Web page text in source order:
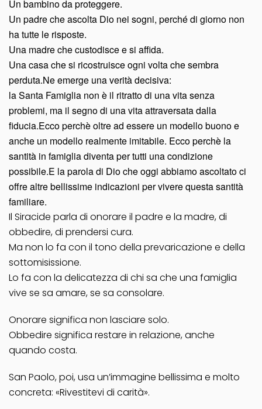
Un bambino da proteggere.
Un padre che ascolta Dio nei sogni, perché di giorno non
ha tutte le risposte.
Una madre che custodisce e si affida.
Una casa che si ricostruisce ogni volta che sembra
perduta.Ne emerge una verità decisiva:
la Santa Famiglia non è il ritratto di una vita senza
problemi, ma il segno di una vita attraversata dalla
fiducia.Ecco perchè oltre ad essere un modello buono e
anche un modello realmente imitabile. Ecco perchè la
santità in famiglia diventa per tutti una condizione
possibile.E la parola di Dio che oggi abbiamo ascoltato ci
offre altre bellissime indicazioni per vivere questa santità
familiare.
Il Siracide parla di onorare il padre e la madre, di
obbedire, di prendersi cura.
Ma non lo fa con il tono della prevaricazione e della
sottomisissione.
Lo fa con la delicatezza di chi sa che una famiglia
vive se sa amare, se sa consolare.
Onorare significa non lasciare solo.
Obbedire significa restare in relazione, anche
quando costa.
San Paolo, poi, usa un’immagine bellissima e molto
concreta: «Rivestitevi di carità».